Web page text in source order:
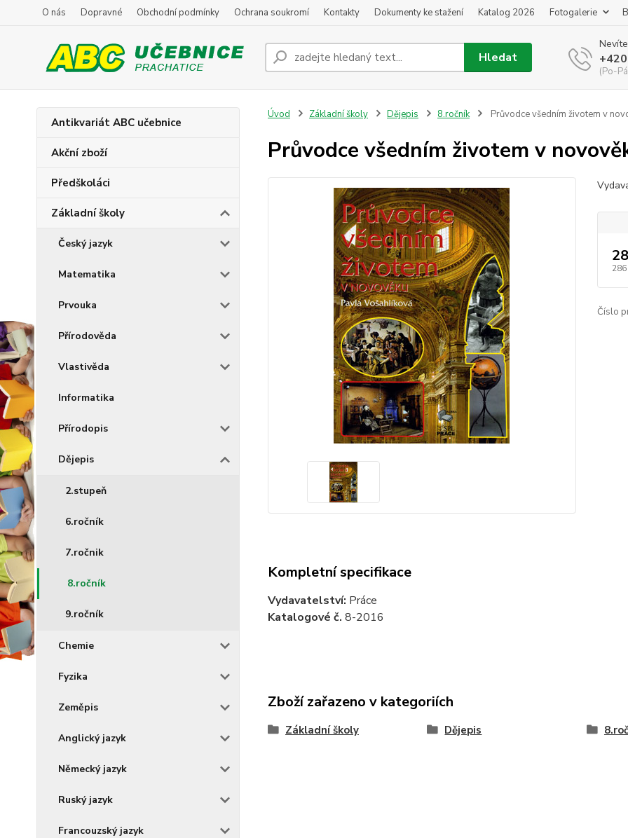
O nás Dopravné Obchodní podmínky Ochrana soukromí Kontakty Dokumenty ke stažení Katalog 2026 Fotogalerie
Hledat
(Po-
Antikvariát ABC učebnice
Akční zboží
Předškoláci
Základní školy
Český jazyk
Matematika
Prvouka
Přírodověda
Vlastivěda
Informatika
Přírodopis
Dějepis
2.stupeň
6.ročník
7.ročnik
8.ročník
9.ročník
Chemie
Fyzika
Zeměpis
Anglický jazyk
Německý jazyk
Ruský jazyk
Francouzský jazyk
Úvod Základní školy Dějepis 8.ročník Průvodce všedním životem v
Průvodce všedním životem v
286
Číslo
Kompletní specifikace
Vydavatelství: Práce
Katalogové č. 8-2016
Zboží zařazeno v kategoriích
Základní školy Dějepis